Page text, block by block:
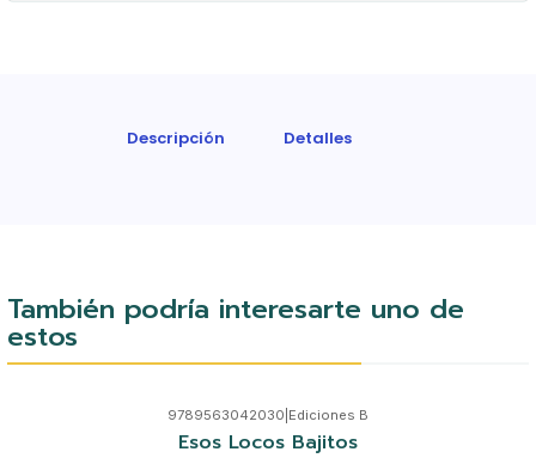
Descripción Detalles
También podría interesarte uno de
estos
9789563042030 Ediciones B
Esos Locos Bajitos